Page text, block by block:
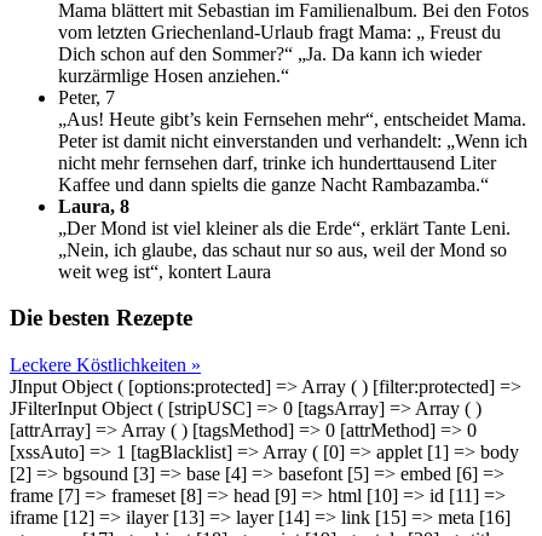
Mama blättert mit Sebastian im Familienalbum. Bei den Fotos
vom letzten Griechenland-Urlaub fragt Mama: „ Freust du
Dich schon auf den Sommer?“ „Ja. Da kann ich wieder
kurzärmlige Hosen anziehen.“
Peter, 7
„Aus! Heute gibt’s kein Fernsehen mehr“, entscheidet Mama.
Peter ist damit nicht einverstanden und verhandelt: „Wenn ich
nicht mehr fernsehen darf, trinke ich hunderttausend Liter
Kaffee und dann spielts die ganze Nacht Rambazamba.“
Laura, 8
„Der Mond ist viel kleiner als die Erde“, erklärt Tante Leni.
„Nein, ich glaube, das schaut nur so aus, weil der Mond so
weit weg ist“, kontert Laura
Die besten Rezepte
Leckere Köstlichkeiten »
JInput Object ( [options:protected] => Array ( ) [filter:protected] =>
JFilterInput Object ( [stripUSC] => 0 [tagsArray] => Array ( )
[attrArray] => Array ( ) [tagsMethod] => 0 [attrMethod] => 0
[xssAuto] => 1 [tagBlacklist] => Array ( [0] => applet [1] => body
[2] => bgsound [3] => base [4] => basefont [5] => embed [6] =>
frame [7] => frameset [8] => head [9] => html [10] => id [11] =>
iframe [12] => ilayer [13] => layer [14] => link [15] => meta [16]